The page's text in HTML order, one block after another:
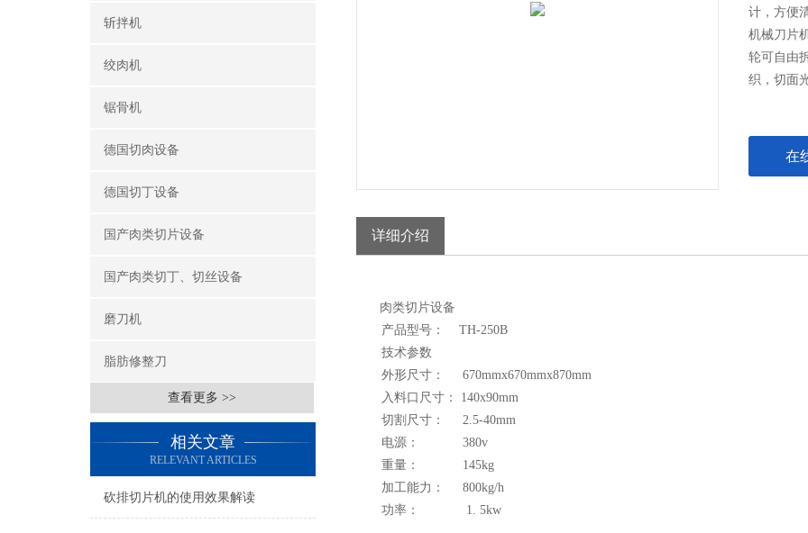
斩拌机
绞肉机
锯骨机
德国切肉设备
德国切丁设备
国产肉类切片设备
国产肉类切丁、切丝设备
磨刀机
脂肪修整刀
查看更多 >>
相关文章
RELEVANT ARTICLES
砍排切片机的使用效果解读
计，方便
机械刀片
轮可自由
织，切面
在
详细介绍
肉类切片设备
产品型号： TH-250B
技术参数
外形尺寸： 670mmx670mmx870mm
入料口尺寸： 140x90mm
切割尺寸： 2.5-40mm
电源： 380v
重量： 145kg
加工能力： 800kg/h
功率： 1. 5kw